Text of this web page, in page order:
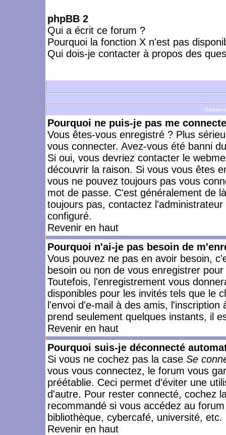
phpBB 2
Qui a écrit ce forum ?
Pourquoi la fonction X n'est pas
Qui dois-je contacter à propos des
Pourquoi ne puis-je pas me
Vous êtes-vous enregistré ? Plus
vous connecter. Avez-vous été banni
Si oui, vous devriez contacter le
découvrir la raison. Si vous vous êtes
vous ne pouvez toujours pas vous
mot de passe. C'est généralement de
toujours pas, contactez
configuré.
Revenir en haut
Pourquoi n'ai-je pas besoin de
Vous pouvez ne pas en avoir besoin,
besoin ou non de vous enregistrer
Toutefois, l'enregistrement vous
disponibles pour les invités tels que le
l'envoi d'e-mail à des amis,
prend seulement quelques instants, il
Revenir en haut
Pourquoi suis-je déconnecté
Si vous ne cochez pas la case Se
vous vous connectez, le forum vous
préétablie. Ceci permet d'éviter une
d'autre. Pour rester connecté, cochez
recommandé si vous accédez au
bibliothèque, cybercafé, université, etc.
Revenir en haut